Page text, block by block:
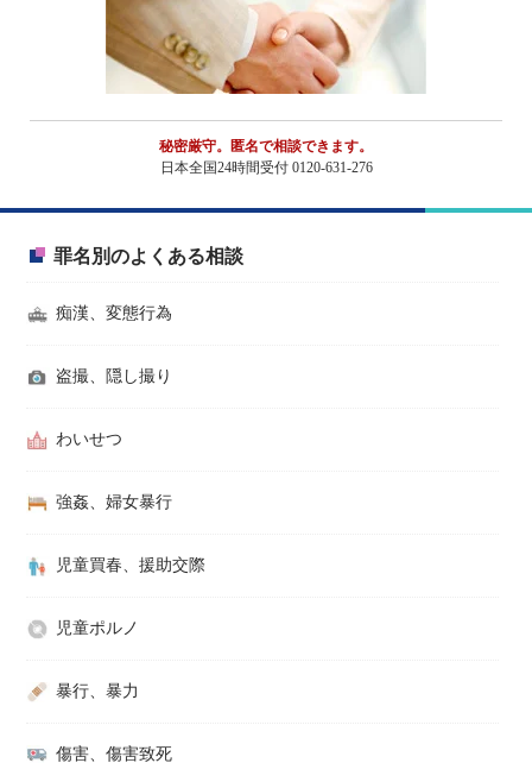
秘密厳守。匿名で相談できます。
日本全国24時間受付 0120-631-276
罪名別のよくある相談
痴漢、変態行為
盗撮、隠し撮り
わいせつ
強姦、婦女暴行
児童買春、援助交際
児童ポルノ
暴行、暴力
傷害、傷害致死